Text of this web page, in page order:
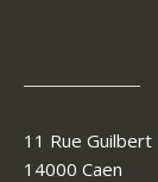
11 Rue Guilbert
14000 Caen